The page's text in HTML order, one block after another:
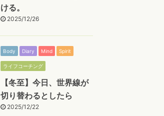
ける。
2025/12/26
Body Diary Mind Spirit
ライフコーチング
【冬至】今日、世界線が
切り替わるとしたら
2025/12/22